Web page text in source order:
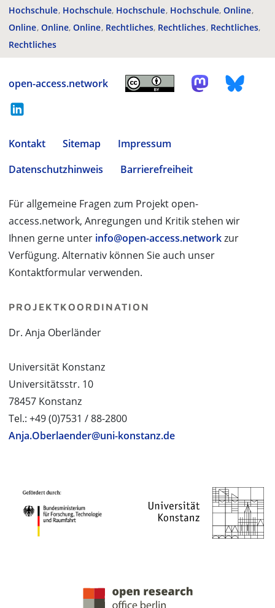
Hochschule Hochschule Hochschule Hochschule Online
Online Online Online Rechtliches Rechtliches Rechtliches
Rechtliches
open-access.network
Kontakt Sitemap
Impressum
Datenschutzhinweis
Barrierefreiheit
Für allgemeine Fragen zum Projekt open-
access.network, Anregungen und Kritik stehen wir
Ihnen gerne unter info@open-access.networkzur
Verfügung. Alternativ können Sie auch unser
Kontaktformular verwenden.
PROJEKTKOORDINATION
Dr. Anja Oberländer
Universität Konstanz
Universitätsstr. 10
78457 Konstanz
Tel.: +49 (0)7531 / 88-2800
Anja.Oberlaender@uni-konstanz.de